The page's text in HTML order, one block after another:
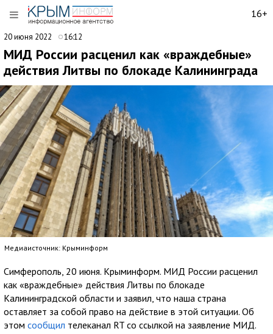
16+
20 июня 2022 16:12
МИД России расценил как «враждебные»
действия Литвы по блокаде Калининграда
Медиаисточник: Крыминформ
Симферополь, 20 июня. Крыминформ. МИД России расценил
как «враждебные» действия Литвы по блокаде
Калининградской области и заявил, что наша страна
оставляет за собой право на действие в этой ситуации. Об
этом сообщил телеканал RT со ссылкой на заявление МИД.